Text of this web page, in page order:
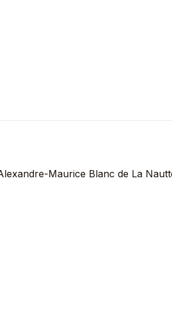
Maurice Blanc de La